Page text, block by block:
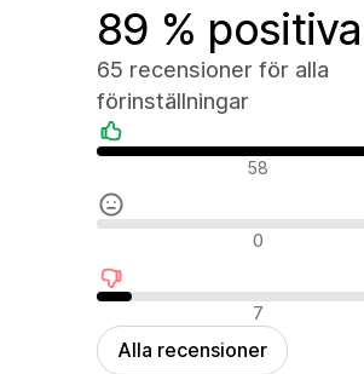
89 % positiva
65 recensioner för alla
förinställningar
Positiva recensioner
58
Neutrala recensioner
0
Negativa recensioner
7
Alla recensioner